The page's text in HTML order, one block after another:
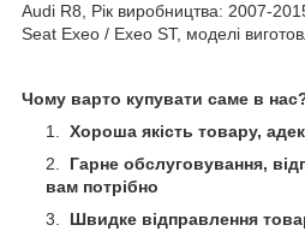
Audi R8, Рік виробництва: 2007-
Seat Exeo / Exeo ST, моделі
Чому варто купувати саме в
Хороша якість товару,
Гарне обслуговування,
вам потрібно
Швидке відправлення